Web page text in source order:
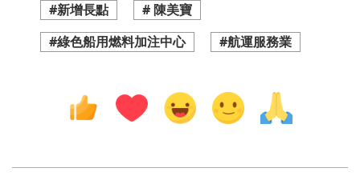
#新增長點
# 陳美寶
#綠色船用燃料加注中心
#航運服務業